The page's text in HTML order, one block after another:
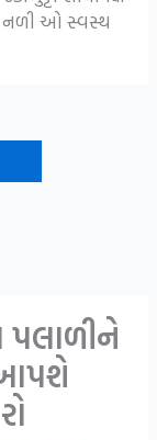
નળી ઓ સ્વસ્થ
પલાળીને
આપશે